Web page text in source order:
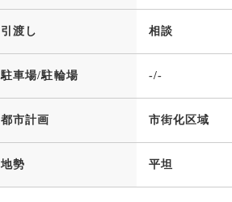
引渡し 相談
駐車場/駐輪場 -/-
都市計画 市街化区域
地勢 平坦